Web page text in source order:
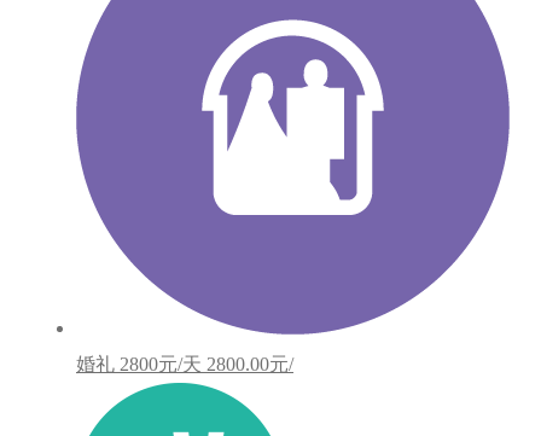
婚礼 2800元/天 2800.00元/